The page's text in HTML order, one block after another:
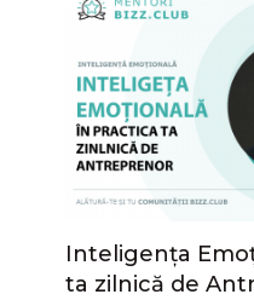
Inteligența
ta zilnică de